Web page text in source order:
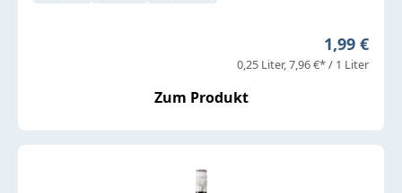
Regulärer
1,99 €
0,25 Liter 7,96 €* / 1 Liter
Zum Produkt